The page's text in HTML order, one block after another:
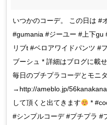
いつかのコーデ。 この日は #
#gumania #ジーユー #上下gu
リブt #ベロアワイドパンツ #
ブーシュ * 詳細はブログに載
毎日のプチプラコーデとモニ
→http://ameblo.jp/
して頂くと出てきます
*
#シンプルコーデ #プチプラ #